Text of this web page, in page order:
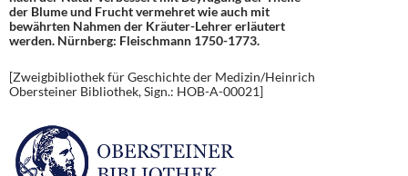
der Blume und Frucht vermehret wie auch mit
bewährten Nahmen der Kräuter-Lehrer erläutert
werden. Nürnberg: Fleischmann 1750-1773.
[Zweigbibliothek für Geschichte der Medizin/Heinrich
Obersteiner Bibliothek, Sign.: HOB-A-00021]